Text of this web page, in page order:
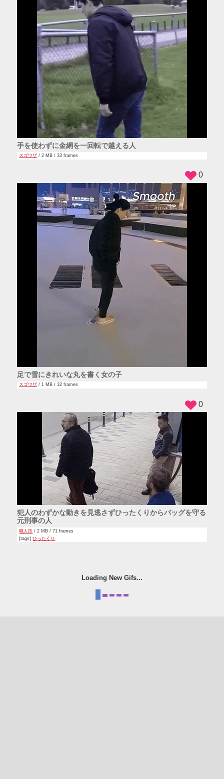
手を使わずに金網を一回転で越える人
スゴワザ / 2 MB / 33 frames
足で雪にきれいな丸を書く女の子
スゴワザ / 1 MB / 32 frames
0
犯人のわずかな動きを見逃さずひったくりからバッグを守る
元刑事の人
職人技 / 2 MB / 71 frames
[tags]ひったくり
0
Loading New Gifs...